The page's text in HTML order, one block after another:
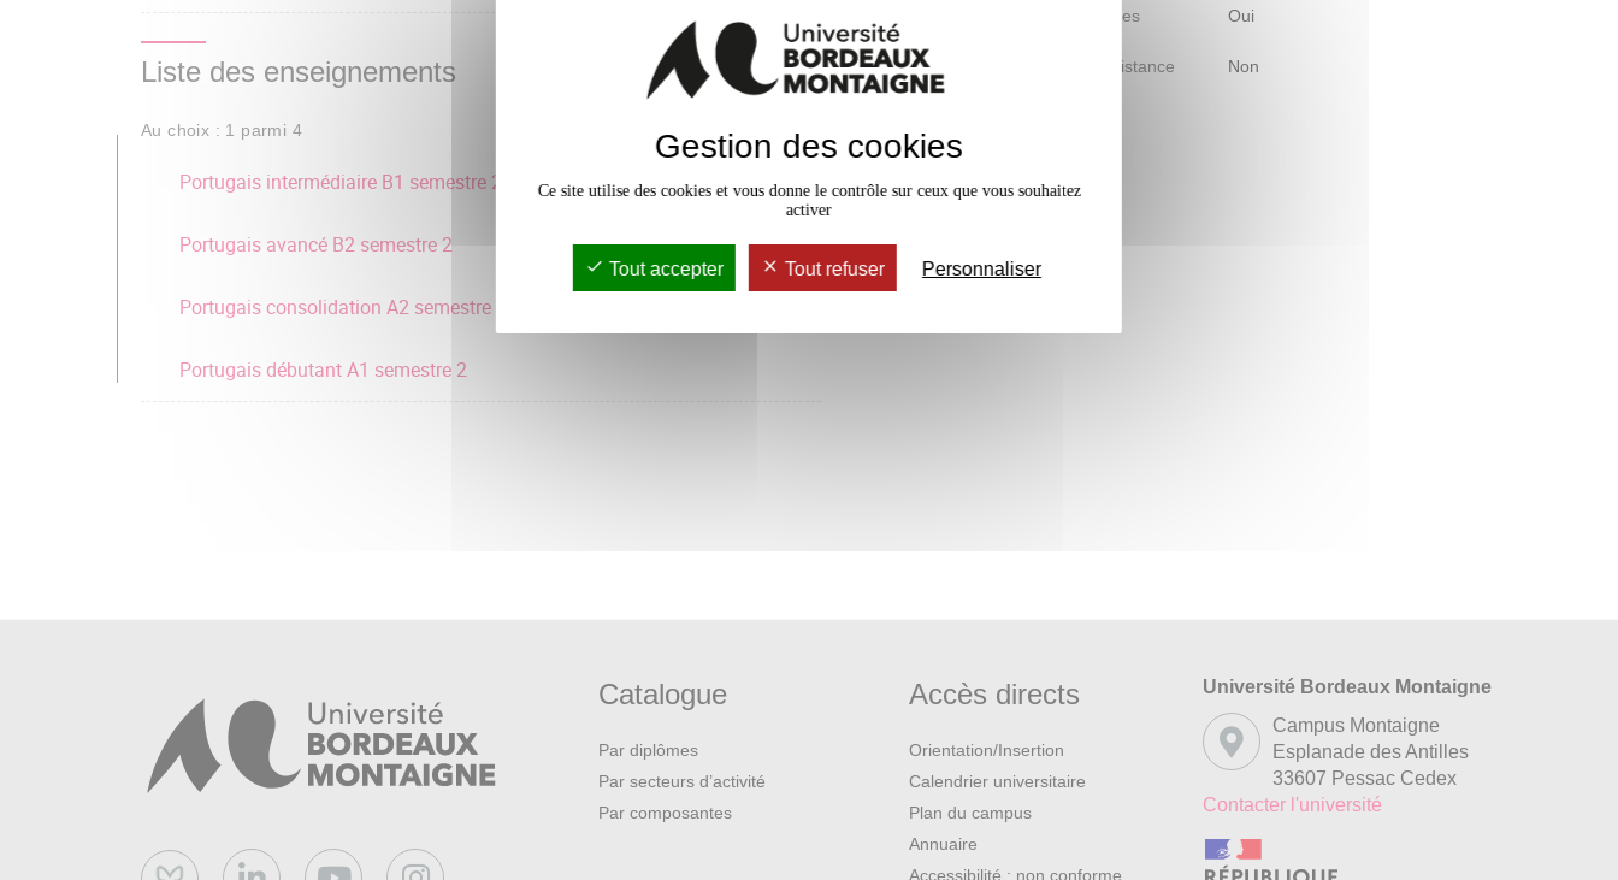
Liste des enseignements
Au choix : 1 parmi 4
Portugais intermédiaire B1 semestre 2
Portugais avancé B2 semestre 2
Portugais consolidation A2 semestre 2
Portugais débutant A1 semestre 2
Mobilité d'études Oui
Accessible à distance Non
Catalogue
Par diplômes
Par secteurs d’activité
Par composantes
Accès directs
Orientation/Insertion
Calendrier universitaire
Plan du campus
Annuaire
Accessibilité : non conforme
Université Bordeaux Montaigne
Campus Montaigne
Esplanade des Antilles
33607 Pessac Cedex
Contacter l'université
Gestion des cookies
Ce site utilise des cookies et vous donne le contrôle sur ceux que vous souhaitez
activer
Tout accepter Tout refuser Personnaliser